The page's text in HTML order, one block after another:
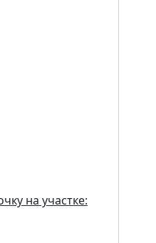
на участке: